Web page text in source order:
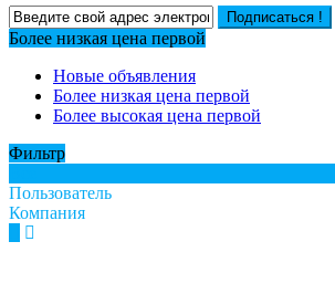
Подписаться !
Более низкая цена первой
Новые объявления
Более низкая цена первой
Более высокая цена первой
Фильтр
Пользователь
Компания